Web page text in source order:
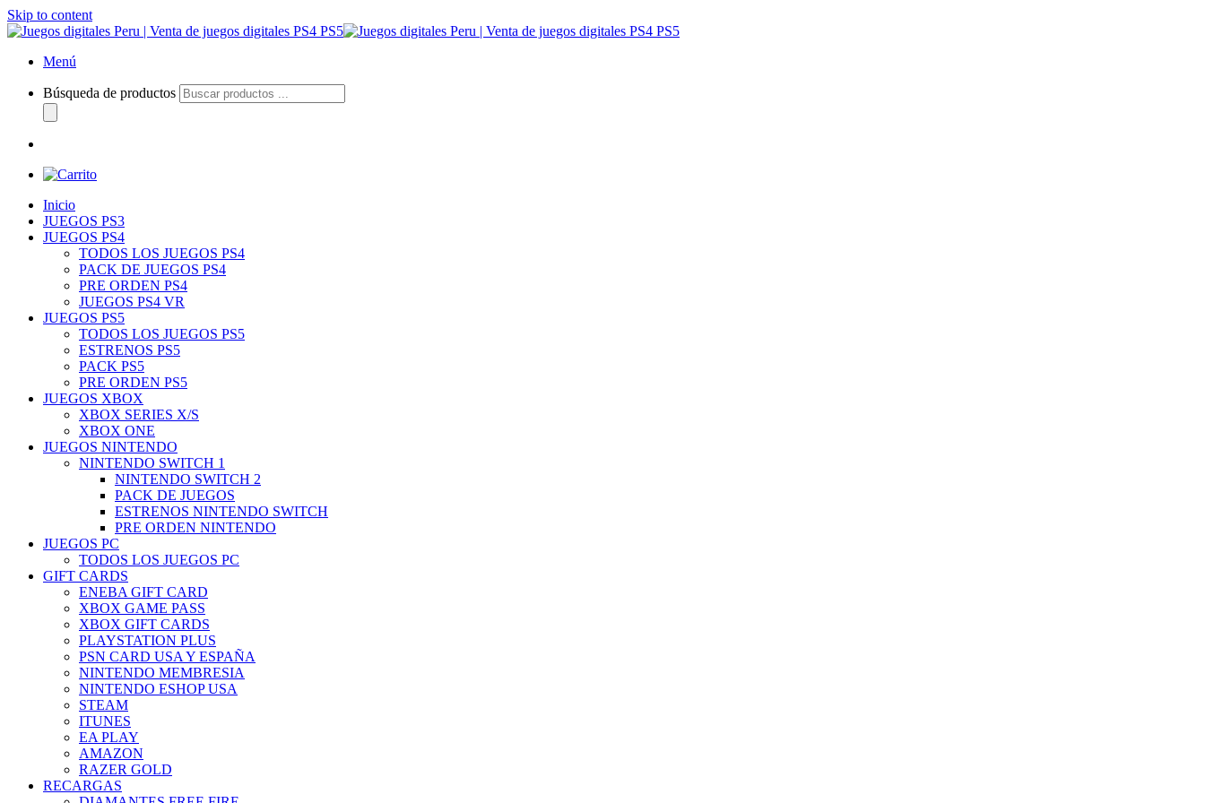
Skip to content
Menú
Búsqueda de productos
Inicio
JUEGOS PS3
JUEGOS PS4
TODOS LOS JUEGOS PS4
PACK DE JUEGOS PS4
PRE ORDEN PS4
JUEGOS PS4 VR
JUEGOS PS5
TODOS LOS JUEGOS PS5
ESTRENOS PS5
PACK PS5
PRE ORDEN PS5
JUEGOS XBOX
XBOX SERIES X/S
XBOX ONE
JUEGOS NINTENDO
NINTENDO SWITCH 1
NINTENDO SWITCH 2
PACK DE JUEGOS
ESTRENOS NINTENDO SWITCH
PRE ORDEN NINTENDO
JUEGOS PC
TODOS LOS JUEGOS PC
GIFT CARDS
ENEBA GIFT CARD
XBOX GAME PASS
XBOX GIFT CARDS
PLAYSTATION PLUS
PSN CARD USA Y ESPAÑA
NINTENDO MEMBRESIA
NINTENDO ESHOP USA
STEAM
ITUNES
EA PLAY
AMAZON
RAZER GOLD
RECARGAS